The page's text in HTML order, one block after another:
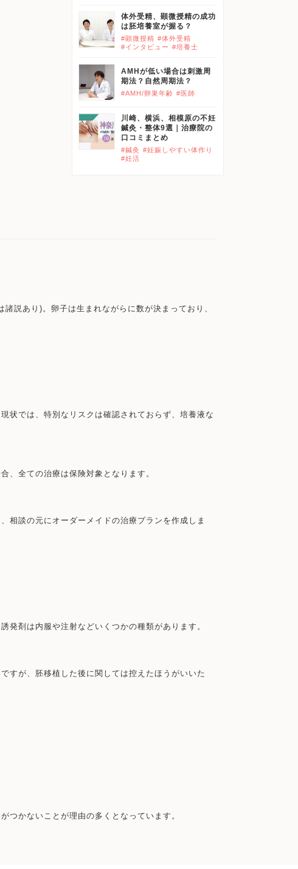
体外受精、顕微授精の成功
は胚培養室が握る？
#顕微授精 #体外受精
#インタビュー #培養士
AMHが低い場合は刺激周
期法？自然周期法？
#AMH/卵巣年齢 #医師
川崎、横浜、相模原の不妊
鍼灸・整体9選｜治療院の
口コミまとめ
#鍼灸 #妊娠しやすい体作り
#妊活
説あり)。卵子は生まれながらに数が決まっており、
状では、特別なリスクは確認されておらず、培養液な
、全ての治療は保険対象となります。
相談の元にオーダーメイドの治療プランを作成しま
発剤は内服や注射などいくつかの種類があります。
すが、胚移植した後に関しては控えたほうがいいた
つかないことが理由の多くとなっています。